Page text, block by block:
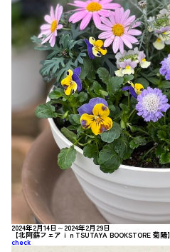
2024年2月14日～2024年2月29日
【北阿蘇フェアｉｎTSUTAYA BOOKSTORE 菊陽】
check